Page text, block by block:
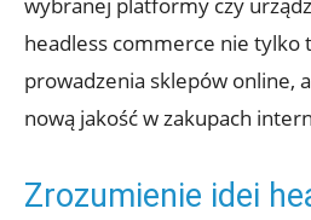
headless commerce ​nie
prowadzenia ​sklepów‍ online,
nową jakość w zakupach
Zrozumienie​ idei